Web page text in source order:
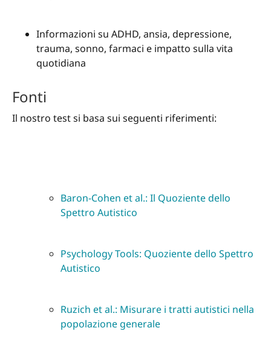
Informazioni su ADHD, ansia, depressione,
trauma, sonno, farmaci e impatto sulla vita
quotidiana
Fonti
Il nostro test si basa sui seguenti riferimenti:
Baron-Cohen et al.: Il Quoziente dello
Spettro Autistico
Psychology Tools: Quoziente dello Spettro
Autistico
Ruzich et al.: Misurare i tratti autistici nella
popolazione generale